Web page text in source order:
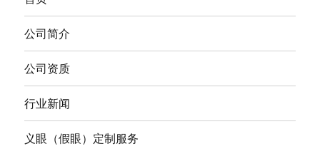
公司简介
公司资质
行业新闻
义眼（假眼）定制服务